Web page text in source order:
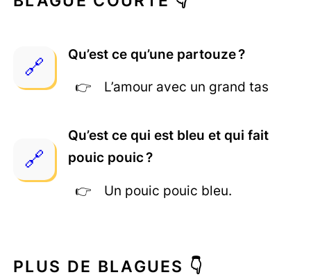
Qu’est ce qu’une partouze ?
L’amour avec un grand tas
Qu’est ce qui est bleu et qui fait
pouic pouic ?
Un pouic pouic bleu.
PLUS DE BLAGUES 👇